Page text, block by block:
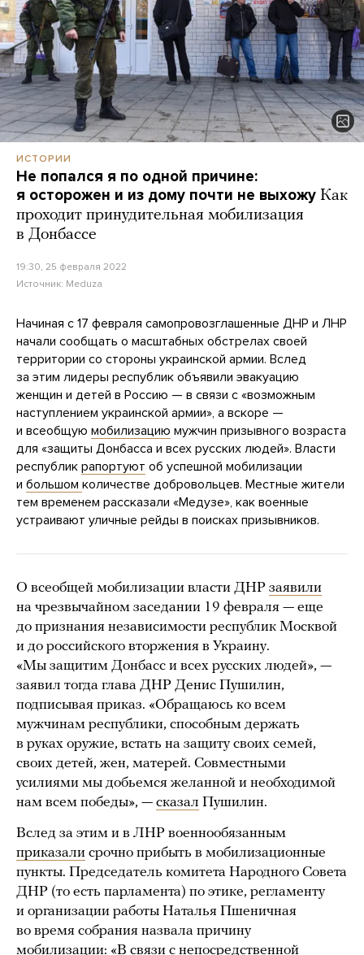
ИСТОРИИ
Не попался я по одной причине:
я осторожен и из дому почти не выхожу Как
проходит принудительная мобилизация
в Донбассе
19:30, 25 февраля 2022
Источник: Meduza
Начиная с 17 февраля самопровозглашенные ДНР и ЛНР
начали сообщать о масштабных обстрелах своей
территории со стороны украинской армии. Вслед
за этим лидеры республик объявили эвакуацию
женщин и детей в Россию — в связи с «возможным
наступлением украинской армии», а вскоре —
и всеобщую мобилизацию мужчин призывного возраста
для «защиты Донбасса и всех русских людей». Власти
республик рапортуют об успешной мобилизации
и большом количестве добровольцев. Местные жители
тем временем рассказали «Медузе», как военные
устраивают уличные рейды в поисках призывников.
О всеобщей мобилизации власти ДНР заявили
на чрезвычайном заседании 19 февраля — еще
до признания независимости республик Москвой
и до российского вторжения в Украину.
«Мы защитим Донбасс и всех русских людей», —
заявил тогда глава ДНР Денис Пушилин,
подписывая приказ. «Обращаюсь ко всем
мужчинам республики, способным держать
в руках оружие, встать на защиту своих семей,
своих детей, жен, матерей. Совместными
усилиями мы добьемся желанной и необходимой
нам всем победы», — сказал Пушилин.
Вслед за этим и в ЛНР военнообязанным
приказали срочно прибыть в мобилизационные
пункты. Председатель комитета Народного Совета
ДНР (то есть парламента) по этике, регламенту
и организации работы Наталья Пшеничная
во время собрания назвала причину
мобилизации: «В связи с непосредственной